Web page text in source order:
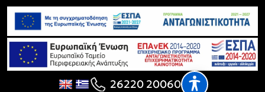
26220 20060